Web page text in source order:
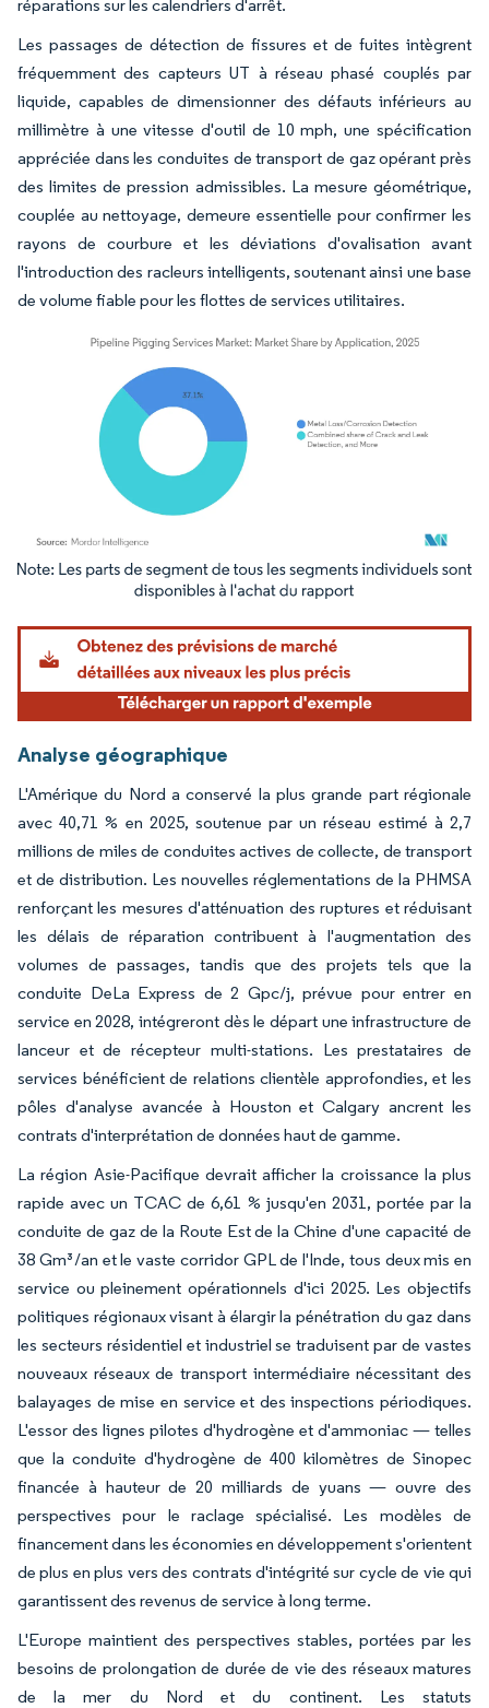
réparations sur les calendriers d'arrêt.
Les passages de détection de fissures et de fuites intègrent
fréquemment des capteurs UT à réseau phasé couplés par
liquide, capables de dimensionner des défauts inférieurs au
millimètre à une vitesse d'outil de 10 mph, une spécification
appréciée dans les conduites de transport de gaz opérant près
des limites de pression admissibles. La mesure géométrique,
couplée au nettoyage, demeure essentielle pour confirmer les
rayons de courbure et les déviations d'ovalisation avant
l'introduction des racleurs intelligents, soutenant ainsi une base
de volume fiable pour les flottes de services utilitaires.
Image © Mordor Intelligence. La réutilisation nécessite une attribution sous CC BY
Analyse géographique
L'Amérique du Nord a conservé la plus grande part régionale
avec 40,71 % en 2025, soutenue par un réseau estimé à 2,7
millions de miles de conduites actives de collecte, de transport
et de distribution. Les nouvelles réglementations de la PHMSA
renforçant les mesures d'atténuation des ruptures et réduisant
les délais de réparation contribuent à l'augmentation des
volumes de passages, tandis que des projets tels que la
conduite DeLa Express de 2 Gpc/j, prévue pour entrer en
service en 2028, intégreront dès le départ une infrastructure de
lanceur et de récepteur multi-stations. Les prestataires de
services bénéficient de relations clientèle approfondies, et les
pôles d'analyse avancée à Houston et Calgary ancrent les
contrats d'interprétation de données haut de gamme.
La région Asie-Pacifique devrait afficher la croissance la plus
rapide avec un TCAC de 6,61 % jusqu'en 2031, portée par la
conduite de gaz de la Route Est de la Chine d'une capacité de
38 Gm³/an et le vaste corridor GPL de l'Inde, tous deux mis en
service ou pleinement opérationnels d'ici 2025. Les objectifs
politiques régionaux visant à élargir la pénétration du gaz dans
les secteurs résidentiel et industriel se traduisent par de vastes
nouveaux réseaux de transport intermédiaire nécessitant des
balayages de mise en service et des inspections périodiques.
L'essor des lignes pilotes d'hydrogène et d'ammoniac — telles
que la conduite d'hydrogène de 400 kilomètres de Sinopec
financée à hauteur de 20 milliards de yuans — ouvre des
perspectives pour le raclage spécialisé. Les modèles de
financement dans les économies en développement s'orientent
de plus en plus vers des contrats d'intégrité sur cycle de vie qui
garantissent des revenus de service à long terme.
L'Europe maintient des perspectives stables, portées par les
besoins de prolongation de durée de vie des réseaux matures
de la mer du Nord et du continent. Les statuts